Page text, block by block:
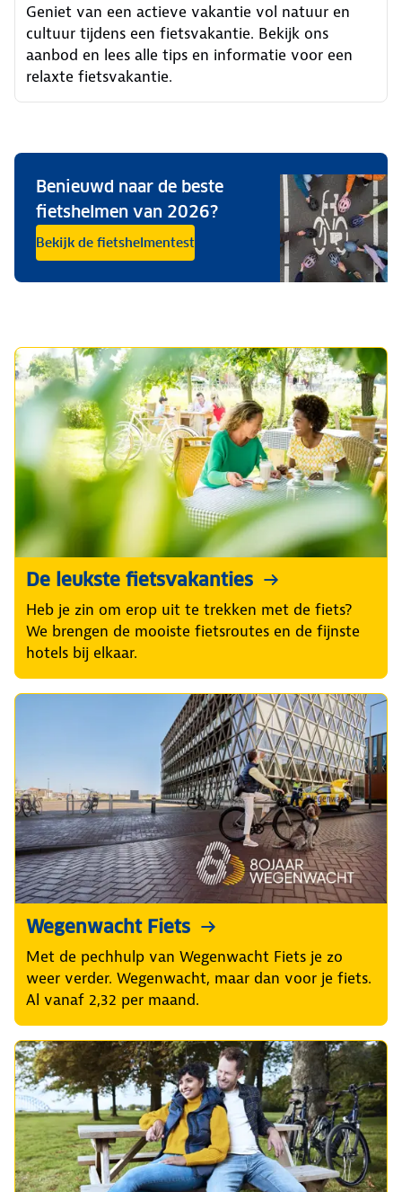
Geniet van een actieve vakantie vol natuur en
cultuur tijdens een fietsvakantie. Bekijk ons
aanbod en lees alle tips en informatie voor een
relaxte fietsvakantie.
Benieuwd naar de beste
fietshelmen van 2026?
Bekijk de fietshelmentest
De leukste fietsvakanties
Heb je zin om erop uit te trekken met de fiets?
We brengen de mooiste fietsroutes en de fijnste
hotels bij elkaar.
Wegenwacht Fiets
Met de pechhulp van Wegenwacht Fiets je zo
weer verder. Wegenwacht, maar dan voor je fiets.
Al vanaf 2,32 per maand.